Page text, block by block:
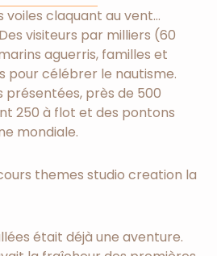
voiles claquant au vent…
visiteurs par milliers (60
aguerris, familles et
pour célébrer le nautisme.
présentées, près de 500
250 à flot et des pontons
mondiale.
était déjà une aventure.